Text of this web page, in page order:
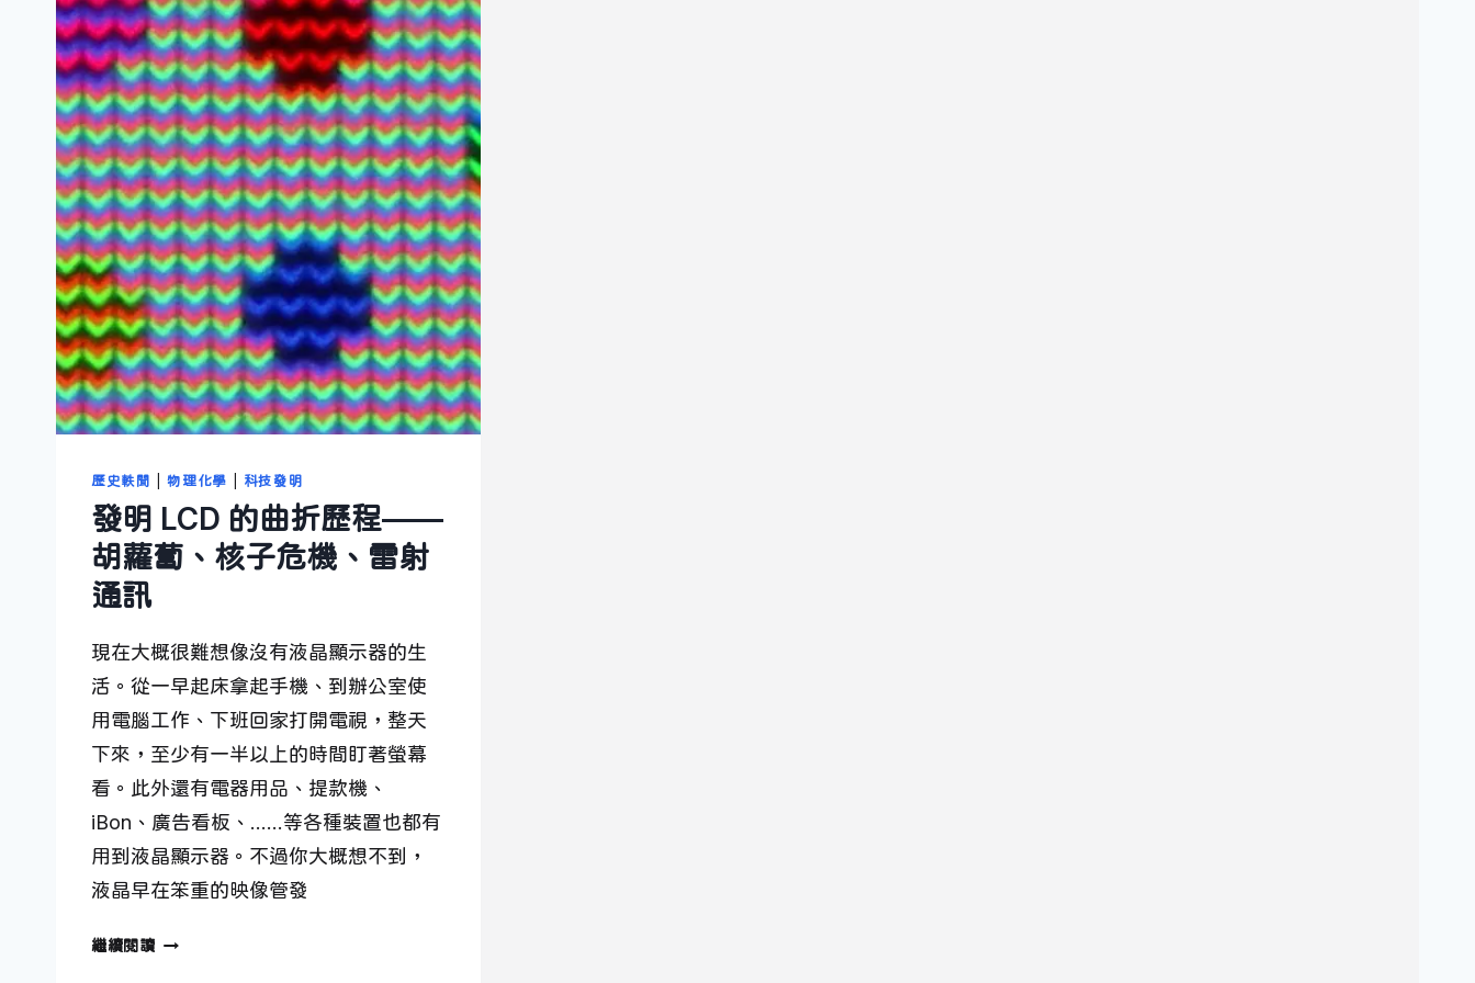
歷史軼聞 |物理化學 科技發明
發明 LCD 的曲折歷程——
胡蘿蔔、核子危機、雷射
通訊
現在大概很難想像沒有液晶顯示器的生
活。從一早起床拿起手機、到辦公室使
用電腦工作、下班回家打開電視，整天
下來，至少有一半以上的時間盯著螢幕
看。此外還有電器用品、提款機、
iBon、廣告看板、……等各種裝置也都有
用到液晶顯示器。不過你大概想不到，
液晶早在笨重的映像管發
繼續閱讀發